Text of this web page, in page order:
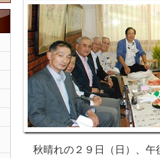
秋晴れの２９日（日）、午